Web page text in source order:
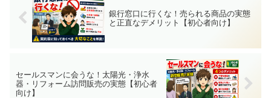
銀行窓口に行くな！売られる商品の実態
と正直なデメリット【初心者向け】
セールスマンに会うな！太陽光・浄水
器・リフォーム訪問販売の実態【初心者
向け】